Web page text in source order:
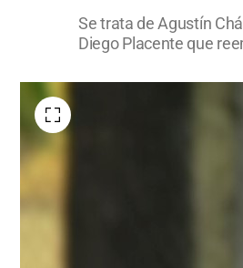
Se trata de Agustín
Diego Placente que